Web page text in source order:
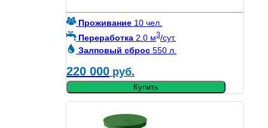
Проживание 10 чел.
Переработка 2.0 м3/сут.
Залповый сброс 550 л.
220 000 руб.
Купить